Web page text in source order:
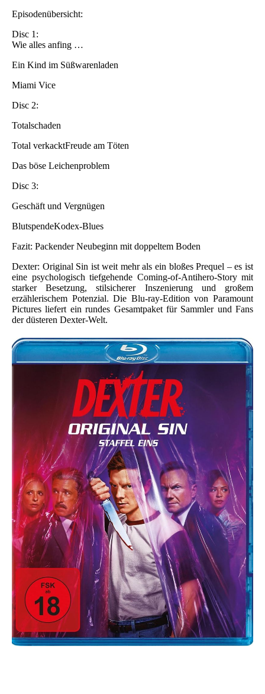
Episodenübersicht:
Disc 1:
Wie alles anfing …
Ein Kind im Süßwarenladen
Miami Vice
Disc 2:
Totalschaden
Total verkacktFreude am Töten
Das böse Leichenproblem
Disc 3:
Geschäft und Vergnügen
BlutspendeKodex-Blues
Fazit: Packender Neubeginn mit doppeltem Boden
Dexter: Original Sin ist weit mehr als ein bloßes Prequel – es ist
eine psychologisch tiefgehende Coming-of-Antihero-Story mit
starker Besetzung, stilsicherer Inszenierung und großem
erzählerischem Potenzial. Die Blu-ray-Edition von Paramount
Pictures liefert ein rundes Gesamtpaket für Sammler und Fans
der düsteren Dexter-Welt.